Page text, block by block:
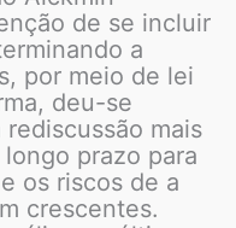
de se incluir
a
por meio de lei
deu-se
mais
prazo para
os riscos de a
crescentes.